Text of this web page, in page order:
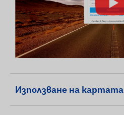
Използване на картата